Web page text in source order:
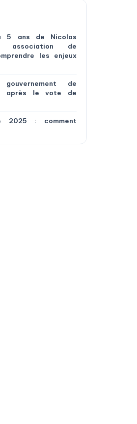
5 ans de Nicolas
association de
les enjeux
de
après le vote de
2025 : comment